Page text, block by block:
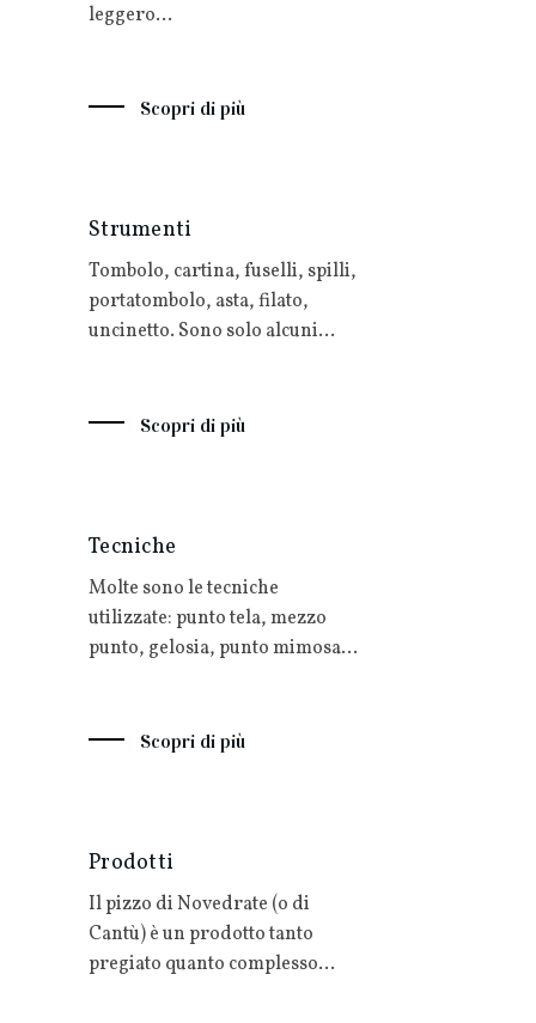
leggero…
Scopri di più
Strumenti
Tombolo, cartina, fuselli, spilli,
portatombolo, asta, filato,
uncinetto. Sono solo alcuni…
Scopri di più
Tecniche
Molte sono le tecniche
utilizzate: punto tela, mezzo
punto, gelosia, punto mimosa…
Scopri di più
Prodotti
Il pizzo di Novedrate (o di
Cantù) è un prodotto tanto
pregiato quanto complesso…